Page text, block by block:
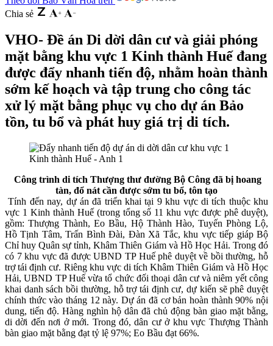
Chia sẻ
VHO- Đề án Di dời dân cư và giải phóng
mặt bằng khu vực 1 Kinh thành Huế đang
được đẩy nhanh tiến độ, nhằm hoàn thành
sớm kế hoạch và tập trung cho công tác
xử lý mặt bằng phục vụ cho dự án Bảo
tồn, tu bổ và phát huy giá trị di tích.
Công trình di tích Thượng thư đường Bộ Công đã bị hoang
tàn, đổ nát cần được sớm tu bổ, tôn tạo
Tính đến nay, dự án đã triển khai tại 9 khu vực di tích thuộc khu
vực 1 Kinh thành Huế (trong tổng số 11 khu vực được phê duyệt),
gồm: Thượng Thành, Eo Bầu, Hộ Thành Hào, Tuyến Phòng Lộ,
Hồ Tịnh Tâm, Trấn Bình Đài, Đàn Xã Tắc, khu vực tiếp giáp Bộ
Chỉ huy Quân sự tỉnh, Khâm Thiên Giám và Hồ Học Hải. Trong đó
có 7 khu vực đã được UBND TP Huế phê duyệt về bồi thường, hỗ
trợ tái định cư. Riêng khu vực di tích Khâm Thiên Giám và Hồ Học
Hải, UBND TP Huế vừa tổ chức đối thoại dân cư và niêm yết công
khai danh sách bồi thường, hỗ trợ tái định cư, dự kiến sẽ phê duyệt
chính thức vào tháng 12 này. Dự án đã cơ bản hoàn thành 90% nội
dung, tiến độ. Hàng nghìn hộ dân đã chủ động bàn giao mặt bằng,
di dời đến nơi ở mới. Trong đó, dân cư ở khu vực Thượng Thành
bàn giao mặt bằng đạt tỷ lệ 97%; Eo Bầu đạt 66%.